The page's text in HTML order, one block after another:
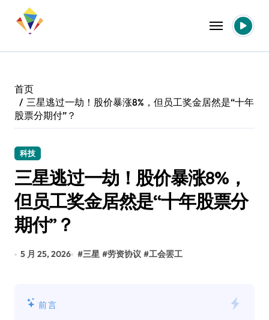
首页
三星逃过一劫！股价暴涨8%，但员工奖金居然是“十年
股票分期付”？
科技
三星逃过一劫！股价暴涨8%，
但员工奖金居然是“十年股票分
期付”？
5 月 25, 2026 #三星 #劳资协议 #工会罢工
前言